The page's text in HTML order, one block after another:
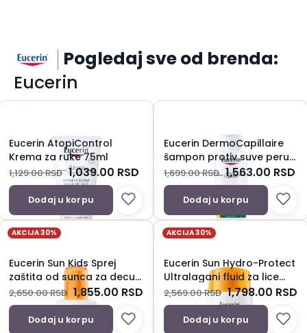
Pogledaj sve od brenda:
Eucerin
Eucerin AtopiControl
Krema za ruke 75ml
1,129.00RSD 1,039.00 RSD
Dodaj u korpu
Eucerin DermoCapillaire
šampon protiv suve peruti
250ml
1,699.00RSD 1,563.00 RSD
Dodaj u korpu
AKCIJA 30%
Eucerin Sun Kids Sprej
zaštita od sunca za decu
spf50+ 200ml
2,650.00RSD 1,855.00 RSD
Dodaj u korpu
AKCIJA 30%
Eucerin Sun Hydro-Protect
Ultralagani fluid za lice
spf50+ 50ml
2,569.00RSD 1,798.00 RSD
Dodaj u korpu